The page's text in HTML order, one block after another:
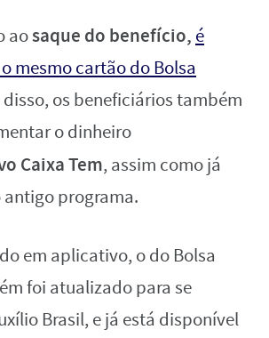
aosaque do benefício, é
mesmo cartão do Bolsa
disso, os beneficiários também
o dinheiro
Caixa Tem, assim como já
programa.
em aplicativo, o do Bolsa
foi atualizado para se
Brasil, e já está disponível